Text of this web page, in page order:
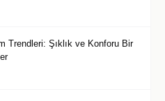
Trendleri: Şıklık ve Konforu Bir